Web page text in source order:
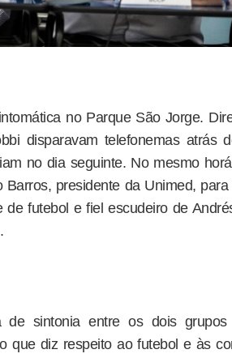
no Parque São Jorge.
disparavam telefonemas atrás
no dia seguinte. No mesmo
presidente da Unimed,
futebol e fiel escudeiro de
de sintonia entre os dois
que diz respeito ao futebol e às